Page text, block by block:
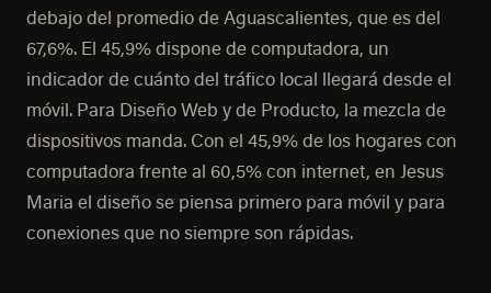
debajo del promedio de Aguascalientes, que es del
67,6%. El 45,9% dispone de computadora, un
indicador de cuánto del tráfico local llegará desde el
móvil. Para Diseño Web y de Producto, la mezcla de
dispositivos manda. Con el 45,9% de los hogares con
computadora frente al 60,5% con internet, en Jesus
Maria el diseño se piensa primero para móvil y para
conexiones que no siempre son rápidas.